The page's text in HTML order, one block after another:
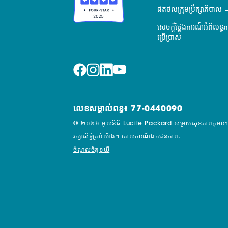
ផតថលក្រុមប្រឹក្សាភិបាល
សេចក្តីថ្លែងការណ៍អំពីលទ្ធភ
ប្រើប្រាស់
លេខសម្គាល់ពន្ធ៖ 77-0440090
© ២០២៦ មូលនិធិ Lucile Packard សម្រាប់សុខភាពកុមារ
រក្សាសិទ្ធិគ្រប់យ៉ាង។ គោលការណ៍ឯកជនភាព.
ចំណូលចិត្តខូឃី